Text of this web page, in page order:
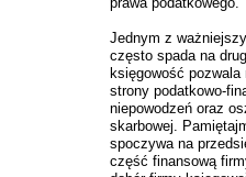
Jednym z
często spada na
księgowość
strony podatkowo-
niepowodzeń oraz
skarbowej.
spoczywa na
część finansową